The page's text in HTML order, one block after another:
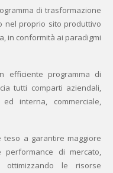
di trasformazione
nel proprio sito produttivo
in conformità ai paradigmi
efficiente programma di
tutti comparti aziendali,
interna, commerciale,
teso a garantire maggiore
di mercato,
ottimizzando le risorse